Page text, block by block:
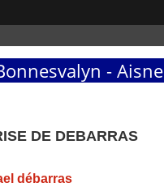
- Aisne
DE DEBARRAS
débarras